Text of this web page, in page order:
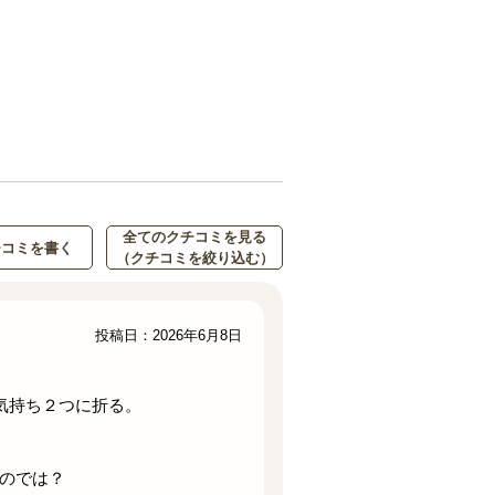
ミを書く
全てのクチコミを見る
（クチコミを絞り込む）
ち２つに折る。
では？
投稿日：2026年6月8日